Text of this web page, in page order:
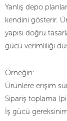
Yanlış depo
kendini gösterir.
yapısı doğru
gücü verimliliği
Örneğin:
Ürünlere erişim
Sipariş toplama
İş gücü